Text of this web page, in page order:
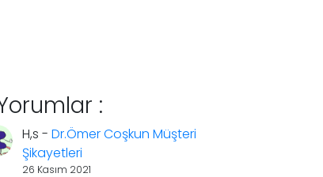
:
H,s - Dr.Ömer Coşkun Müşteri
Şikayetleri
26 Kasım 2021